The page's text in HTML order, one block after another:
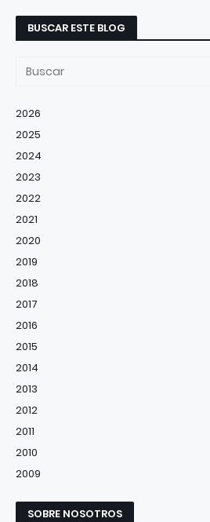
BUSCAR ESTE BLOG
2026
2025
2024
2023
2022
2021
2020
2019
2018
2017
2016
2015
2014
2013
2012
2011
2010
2009
SOBRE NOSOTROS